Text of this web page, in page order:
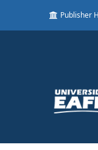
to
Content
Sidebar
Publisher